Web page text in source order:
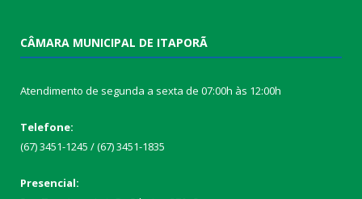
CÂMARA MUNICIPAL DE ITAPORÃ
Atendimento de segunda a sexta de 07:00h às 12:00h
Telefone:
(67) 3451-1245 / (67) 3451-1835
Presencial: